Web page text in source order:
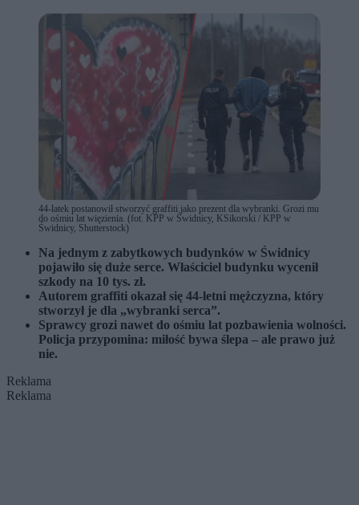
44-latek postanowił stworzyć graffiti jako prezent dla wybranki. Grozi mu
do ośmiu lat więzienia. (fot. KPP w Świdnicy, KSikorski / KPP w
Świdnicy, Shutterstock)
Na jednym z zabytkowych budynków w Świdnicy
pojawiło się duże serce. Właściciel budynku wycenił
szkody na 10 tys. zł.
Autorem graffiti okazał się 44-letni mężczyzna, który
stworzył je dla „wybranki serca”.
Sprawcy grozi nawet do ośmiu lat pozbawienia wolności.
Policja przypomina: miłość bywa ślepa – ale prawo już
nie.
Reklama
Reklama